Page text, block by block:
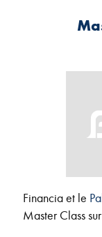
Financia et le
Master Class